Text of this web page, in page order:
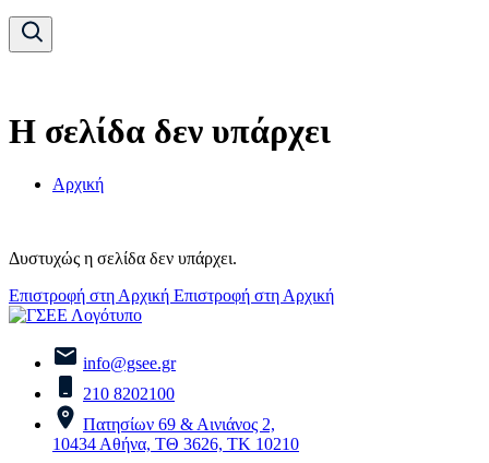
Η σελίδα δεν υπάρχει
Αρχική
Δυστυχώς η σελίδα δεν υπάρχει.
Επιστροφή στη Αρχική Επιστροφή στη Αρχική
info@gsee.gr
210 8202100
Πατησίων 69 & Αινιάνος 2,
10434 Αθήνα, ΤΘ 3626, ΤΚ 10210